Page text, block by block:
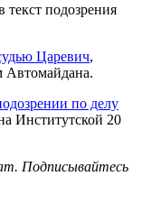
текст подозрения
Царевич,
Автомайдана.
по делу
Институтской 20
Подписывайтесь